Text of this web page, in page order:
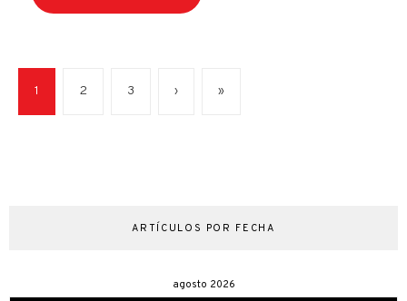
1 2 3 › »
ARTÍCULOS POR FECHA
agosto 2026